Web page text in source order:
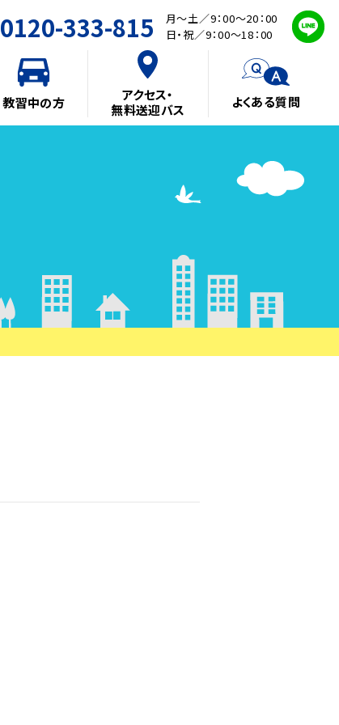
教習中の方
アクセス・
無料送迎バス
よくある質問
0120-333-815
月～土／9：00～20：00
日・祝／9：00～18：00